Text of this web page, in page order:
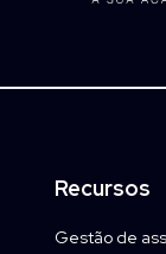
Recursos
Gestão de